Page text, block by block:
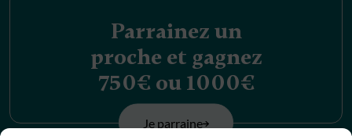
Parrainez un
proche et gagnez
750€ ou 1000€
Je parraine